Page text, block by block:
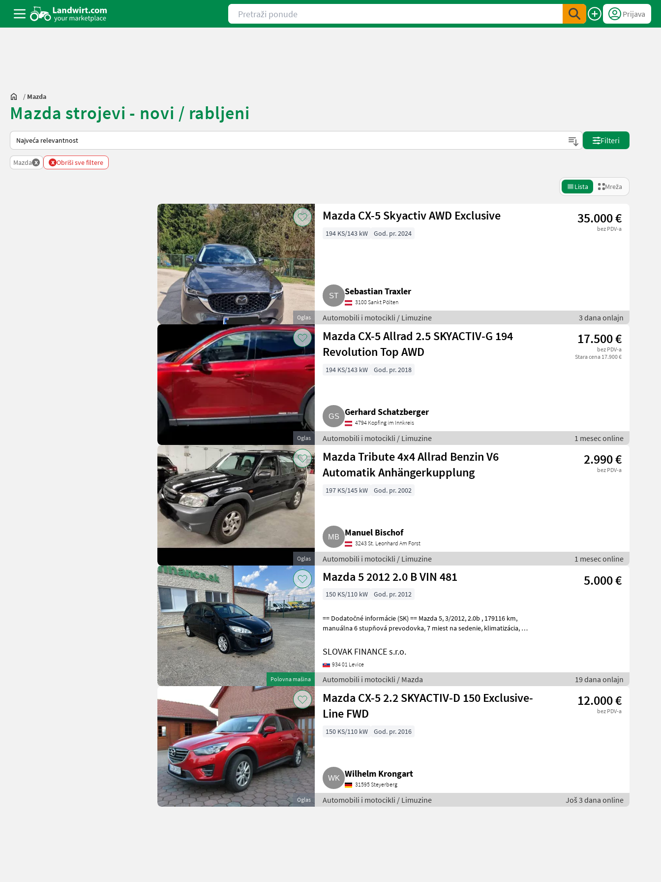
Pretraži ponude
Prijava
/ Mazda
Mazda strojevi - novi / rabljeni
Način na koji sortira Landwirt.com
Filteri
Mazda x x Obriši sve filtere
Lista Mreža
Oglas
Mazda CX-5 Skyactiv AWD Exclusive 35.000 €
bez PDV-a
194 KS/143 kW God. pr. 2024
Sebastian Traxler
3100 Sankt Pölten
Automobili i motocikli / Limuzine 3 dana onlajn
Oglas
Mazda CX-5 Allrad 2.5 SKYACTIV-G 194
Revolution Top AWD
17.500 €
bez PDV-a
Stara cena 17.900 €
194 KS/143 kW God. pr. 2018
Gerhard Schatzberger
4794 Kopfing im Innkreis
Automobili i motocikli / Limuzine 1 mesec online
Oglas
Mazda Tribute 4x4 Allrad Benzin V6
Automatik Anhängerkupplung
2.990 €
bez PDV-a
197 KS/145 kW God. pr. 2002
Manuel Bischof
3243 St. Leonhard Am Forst
Automobili i motocikli / Limuzine 1 mesec online
Polovna mašina
Mazda 5 2012 2.0 B VIN 481 5.000 €
150 KS/110 kW God. pr. 2012
== Dodatočné informácie (SK) == Mazda 5, 3/2012, 2.0b , 179116 km,
manuálna 6 stupňová prevodovka, 7 miest na sedenie, klimatizácia, ,
SLOVAK FINANCE s.r.o.
934 01 Levice
Automobili i motocikli / Mazda 19 dana onlajn
Oglas
Mazda CX-5 2.2 SKYACTIV-D 150 Exclusive-
Line FWD
12.000 €
bez PDV-a
150 KS/110 kW God. pr. 2016
Wilhelm Krongart
31595 Steyerberg
Automobili i motocikli / Limuzine Još 3 dana online